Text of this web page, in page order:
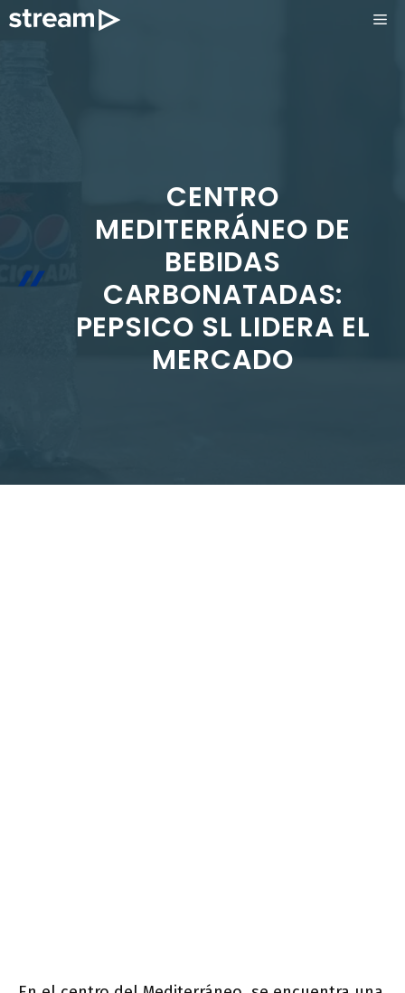
Saltar
CENTRO
MEDITERRÁNEO DE
BEBIDAS
CARBONATADAS:
PEPSICO SL LIDERA EL
MERCADO